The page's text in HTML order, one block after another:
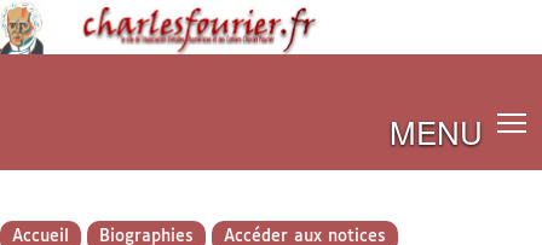
MENU
Accueil Biographies Accéder aux notices